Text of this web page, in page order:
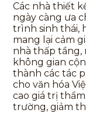
Các nhà thiết
ngày càng ưa
trình sinh thái,
mang lại cảm
nhà thấp tầng,
không gian
thành các tác
cho văn hóa
cao giá trị
trường, giảm